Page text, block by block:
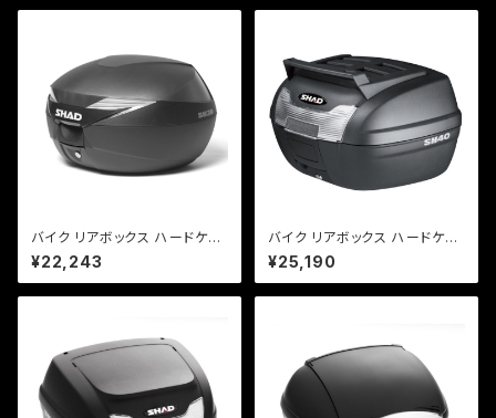
バイク リアボックス ハードケー
ス SHAD SH39 リアボックス
無塗装ブラック
¥22,243
バイク リアボックス ハードケー
ス SHAD SH40 CARGO リア
ボックス 無塗装ブラック
¥25,190